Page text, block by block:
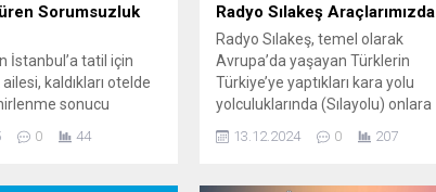
Sorumsuzluk
İstanbul’a tatil için
kaldıkları otelde
sonucu
yaşamını
0 44
Radyo Sılakeş Araçlarımızda
Radyo Sılakeş, temel olarak
Avrupa’da yaşayan Türklerin
Türkiye’ye yaptıkları kara yolu
yolculuklarında (Sılayolu) onlara
ve yardımlaşma platformudur.
13.12.2024 0 207